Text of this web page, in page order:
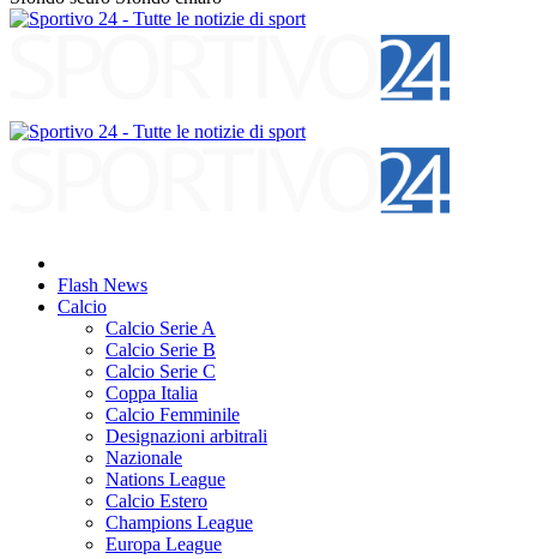
Flash News
Calcio
Calcio Serie A
Calcio Serie B
Calcio Serie C
Coppa Italia
Calcio Femminile
Designazioni arbitrali
Nazionale
Nations League
Calcio Estero
Champions League
Europa League